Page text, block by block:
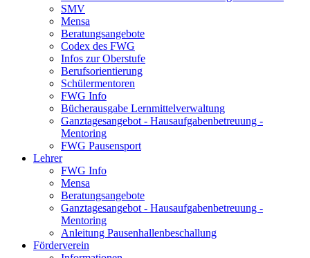
SMV
Mensa
Beratungsangebote
Codex des FWG
Infos zur Oberstufe
Berufsorientierung
Schülermentoren
FWG Info
Bücherausgabe Lernmittelverwaltung
Ganztagesangebot - Hausaufgabenbetreuung -
Mentoring
FWG Pausensport
Lehrer
FWG Info
Mensa
Beratungsangebote
Ganztagesangebot - Hausaufgabenbetreuung -
Mentoring
Anleitung Pausenhallenbeschallung
Förderverein